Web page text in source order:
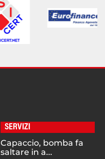
SERVIZI
Capaccio, bomba fa
saltare in a...